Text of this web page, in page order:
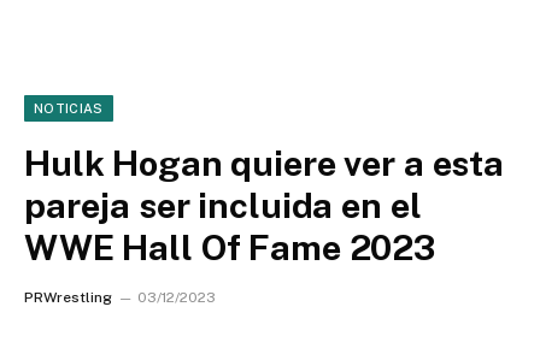
NOTICIAS
Hulk Hogan quiere ver a esta
pareja ser incluida en el
WWE Hall Of Fame 2023
PRWrestling 03/12/2023